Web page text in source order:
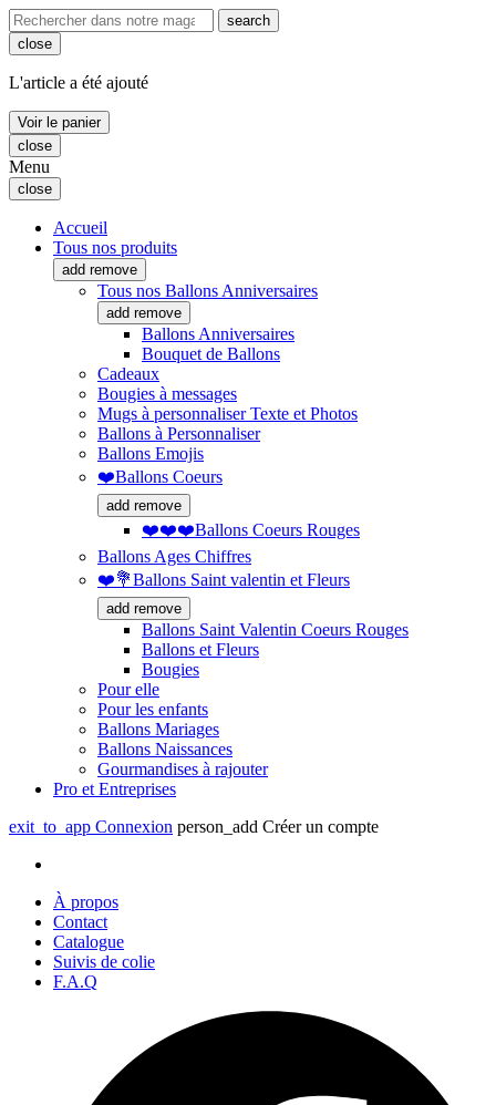
search
close
L'article a été ajouté
Voir le panier
close
Menu
close
Accueil
Tous nos produits
add remove
Tous nos Ballons Anniversaires
add remove
Ballons Anniversaires
Bouquet de Ballons
Cadeaux
Bougies à messages
Mugs à personnaliser Texte et Photos
Ballons à Personnaliser
Ballons Emojis
❤️Ballons Coeurs
add remove
❤️❤️❤️Ballons Coeurs Rouges
Ballons Ages Chiffres
❤️💐Ballons Saint valentin et Fleurs
add remove
Ballons Saint Valentin Coeurs Rouges
Ballons et Fleurs
Bougies
Pour elle
Pour les enfants
Ballons Mariages
Ballons Naissances
Gourmandises à rajouter
Pro et Entreprises
exit_to_app Connexion person_add Créer un compte
À propos
Contact
Catalogue
Suivis de colie
F.A.Q